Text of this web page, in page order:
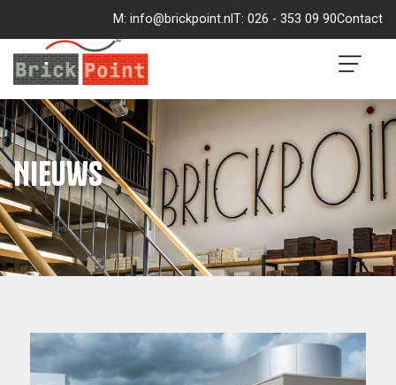
M: info@brickpoint.nl T: 026 - 353 09 90Contact
Nieuws